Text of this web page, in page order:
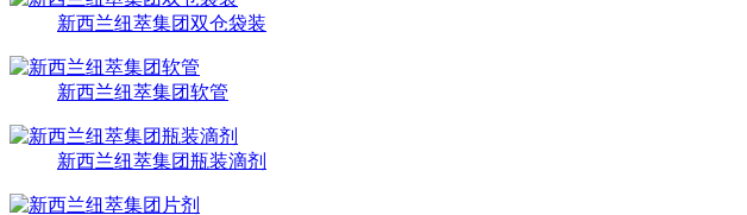
新西兰纽萃集团双仓袋装
新西兰纽萃集团软管
新西兰纽萃集团瓶装滴剂